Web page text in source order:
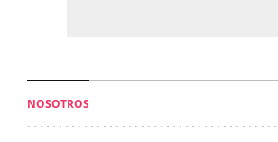
NOSOTROS